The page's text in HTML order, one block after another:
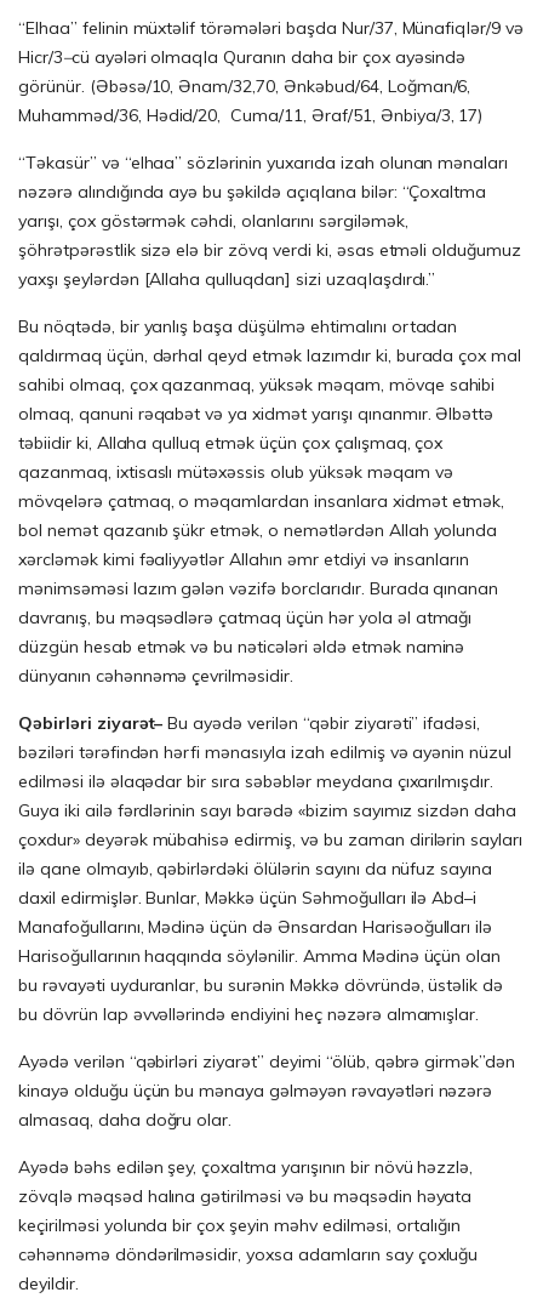
“Elhaa” felinin müxtəlif törəmələri başda Nur/37, Münafiqlər/9 və
Hicr/3–cü ayələri olmaqla Quranın daha bir çox ayəsində
görünür. (Əbəsə/10, Ənam/32,70, Ənkəbud/64, Loğman/6,
Muhamməd/36, Hədid/20, Cuma/11, Əraf/51, Ənbiya/3, 17)
“Təkasür” və “elhaa” sözlərinin yuxarıda izah olunan mənaları
nəzərə alındığında ayə bu şəkildə açıqlana bilər: “Çoxaltma
yarışı, çox göstərmək cəhdi, olanlarını sərgiləmək,
şöhrətpərəstlik sizə elə bir zövq verdi ki, əsas etməli olduğumuz
yaxşı şeylərdən [Allaha qulluqdan] sizi uzaqlaşdırdı.”
Bu nöqtədə, bir yanlış başa düşülmə ehtimalını ortadan
qaldırmaq üçün, dərhal qeyd etmək lazımdır ki, burada çox mal
sahibi olmaq, çox qazanmaq, yüksək məqam, mövqe sahibi
olmaq, qanuni rəqabət və ya xidmət yarışı qınanmır. Əlbəttə
təbiidir ki, Allaha qulluq etmək üçün çox çalışmaq, çox
qazanmaq, ixtisaslı mütəxəssis olub yüksək məqam və
mövqelərə çatmaq, o məqamlardan insanlara xidmət etmək,
bol nemət qazanıb şükr etmək, o nemətlərdən Allah yolunda
xərcləmək kimi fəaliyyətlər Allahın əmr etdiyi və insanların
mənimsəməsi lazım gələn vəzifə borclarıdır. Burada qınanan
davranış, bu məqsədlərə çatmaq üçün hər yola əl atmağı
düzgün hesab etmək və bu nəticələri əldə etmək naminə
dünyanın cəhənnəmə çevrilməsidir.
Qəbirləri ziyarət–Bu ayədə verilən “qəbir ziyarəti” ifadəsi,
bəziləri tərəfindən hərfi mənasıyla izah edilmiş və ayənin nüzul
edilməsi ilə əlaqədar bir sıra səbəblər meydana çıxarılmışdır.
Guya iki ailə fərdlərinin sayı barədə «bizim sayımız sizdən daha
çoxdur» deyərək mübahisə edirmiş, və bu zaman dirilərin sayları
ilə qane olmayıb, qəbirlərdəki ölülərin sayını da nüfuz sayına
daxil edirmişlər. Bunlar, Məkkə üçün Səhmoğulları ilə Abd–i
Manafoğullarını, Mədinə üçün də Ənsardan Harisəoğulları ilə
Harisoğullarının haqqında söylənilir. Amma Mədinə üçün olan
bu rəvayəti uyduranlar, bu surənin Məkkə dövründə, üstəlik də
bu dövrün lap əvvəllərində endiyini heç nəzərə almamışlar.
Ayədə verilən “qəbirləri ziyarət” deyimi “ölüb, qəbrə girmək”dən
kinayə olduğu üçün bu mənaya gəlməyən rəvayətləri nəzərə
almasaq, daha doğru olar.
Ayədə bəhs edilən şey, çoxaltma yarışının bir növü həzzlə,
zövqlə məqsəd halına gətirilməsi və bu məqsədin həyata
keçirilməsi yolunda bir çox şeyin məhv edilməsi, ortalığın
cəhənnəmə döndərilməsidir, yoxsa adamların say çoxluğu
deyildir.